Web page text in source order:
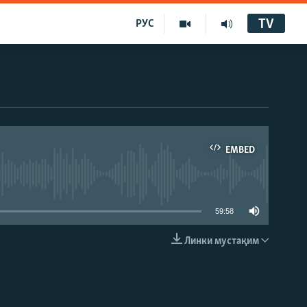
РУС TV
EMBED
EMBED
59:58
Линки мустақим